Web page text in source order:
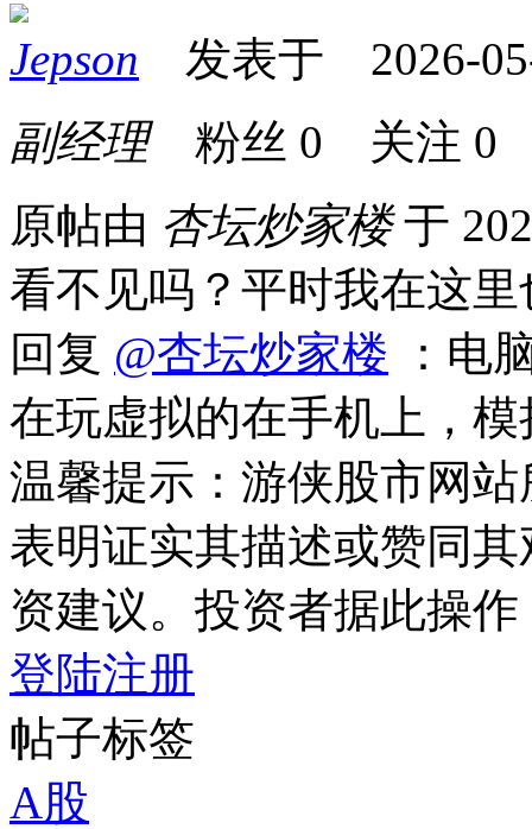
Jepson 发表于 2026-
副经理粉丝 0 关注 0
原帖由 杏坛炒家楼于
看不见吗？平时我在这
回复 @杏坛炒家楼 ：电
在玩虚拟的在手机上，
温馨提示：游侠股市网
表明证实其描述或赞同
资建议。投资者据此操
登陆注册
帖子标签
A股